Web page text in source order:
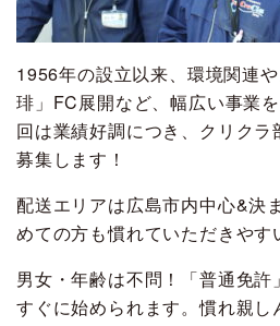
1956年の設立以来、環境関連
琲」FC展開など、幅広い事業
回は業績好調につき、クリク
募集します！
配送エリアは広島市内中心&決
めての方も慣れていただきやす
男女・年齢は不問！「普通免許
すぐに始められます。慣れ親し